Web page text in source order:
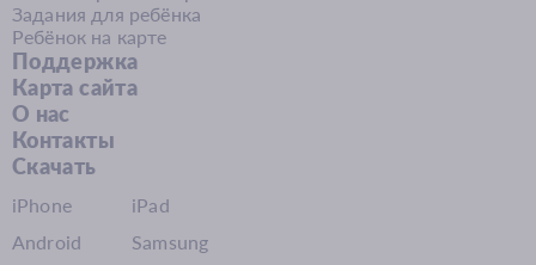
Задания для ребёнка
Ребёнок на карте
Поддержка
Карта сайта
О нас
Контакты
Скачать
iPhone
iPad
Android
Samsung